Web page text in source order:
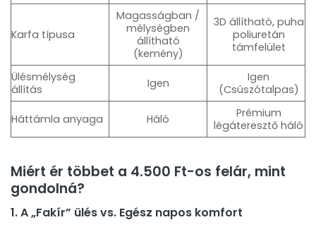
Karfa típusa
Magasságban /
mélységben
állítható
(kemény)
3D állítható, puha
poliuretán
támfelület
Ülésmélység
állítás
Igen
Igen
(Csúszótalpas)
Háttámla anyaga Háló
Prémium
légáteresztő háló
Miért ér többet a 4.500 Ft-os felár, mint
gondolná?
1. A „Fakír” ülés vs. Egész napos komfort